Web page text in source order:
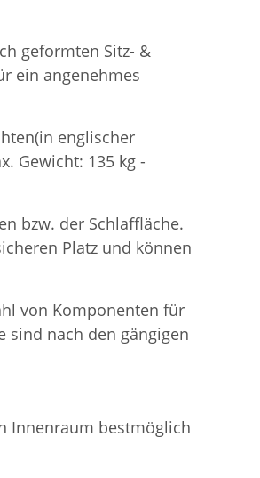
geformten Sitz- &
ein angenehmes
englischer
Gewicht: 135 kg -
bzw. der Schlaffläche.
Platz und können
von Komponenten für
sind nach den gängigen
Innenraum bestmöglich